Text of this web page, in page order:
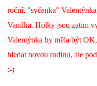
JAK NÁM POMOCI -
roční, "syčenka"
Vanilka. Holky jsou zatím
Valentýnka by měla být
hledat novou rodinu, ale
:-)